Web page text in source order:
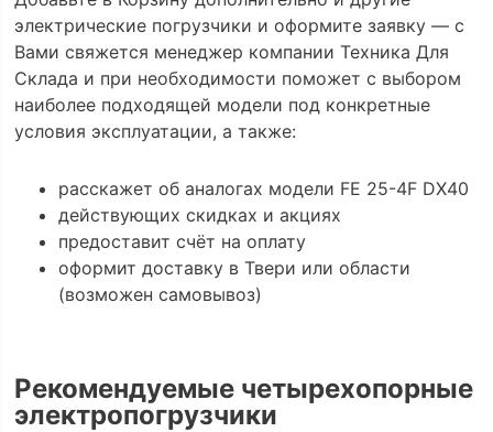
электрические погрузчики и оформите заявку — с
Вами свяжется менеджер компании Техника Для
Склада и при необходимости поможет с выбором
наиболее подходящей модели под конкретные
условия эксплуатации, а также:
расскажет об аналогах модели FE 25-4F DX40
действующих скидках и акциях
предоставит счёт на оплату
оформит доставку в Твери или области
(возможен самовывоз)
Рекомендуемые четырехопорные
электропогрузчики